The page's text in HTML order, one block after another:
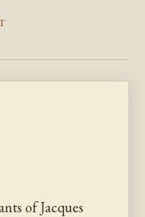
of Jacques